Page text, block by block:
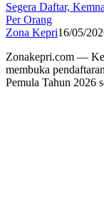
Segera Daftar,
Per Orang
Zona Kepri16/05/
Zonakepri.com —
membuka
Pemula Tahun 2026